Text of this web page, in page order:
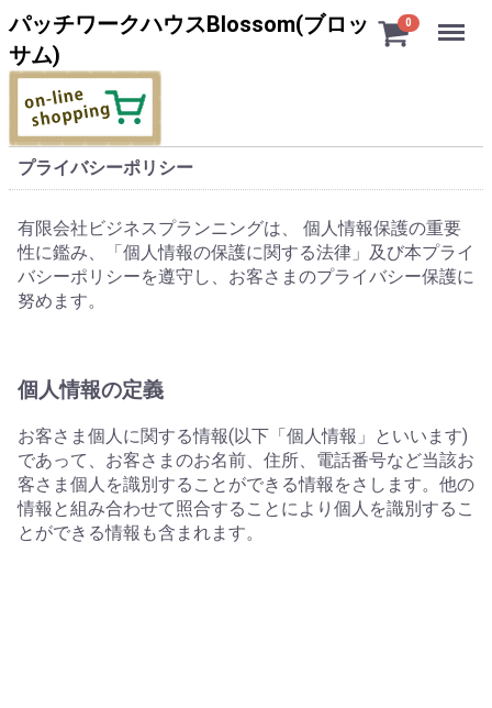
パッチワークハウスBlossom(ブロッ
サム)
0 Menu
プライバシーポリシー
有限会社ビジネスプランニングは、 個人情報保護の重要
性に鑑み、「個人情報の保護に関する法律」及び本プライ
バシーポリシーを遵守し、お客さまのプライバシー保護に
努めます。
個人情報の定義
お客さま個人に関する情報(以下「個人情報」といいます)
であって、お客さまのお名前、住所、電話番号など当該お
客さま個人を識別することができる情報をさします。他の
情報と組み合わせて照合することにより個人を識別するこ
とができる情報も含まれます。